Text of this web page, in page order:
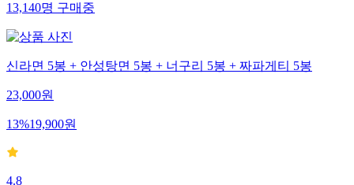
13,140명 구매중
신라면 5봉 + 안성탕면 5봉 + 너구리 5봉 + 짜파게티 5봉
23,000원
13%19,900원
4.8